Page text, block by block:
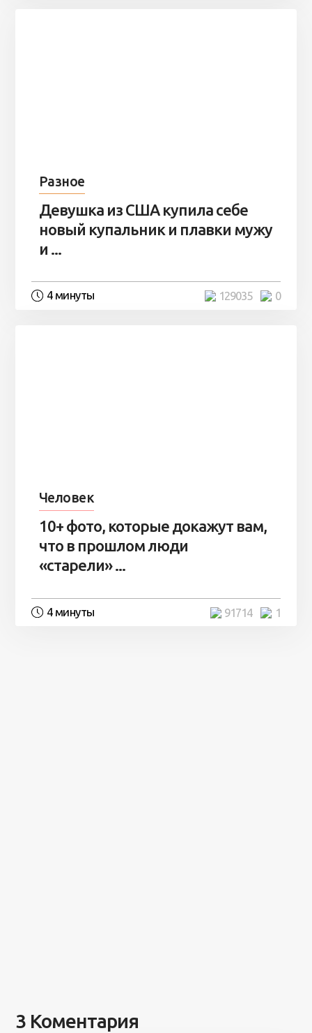
Разное
Девушка из США купила себе
новый купальник и плавки мужу
и ...
4 минуты 0
129035
Человек
10+ фото, которые докажут вам,
что в прошлом люди
«старели» ...
4 минуты 1
91714
3 Коментария